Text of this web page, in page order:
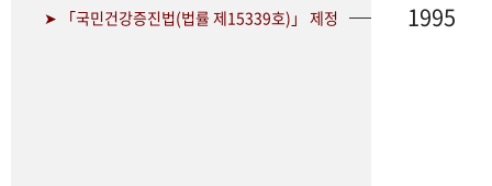
➤ 「국민건강증진법(법률 제15339호)」 제정 1995